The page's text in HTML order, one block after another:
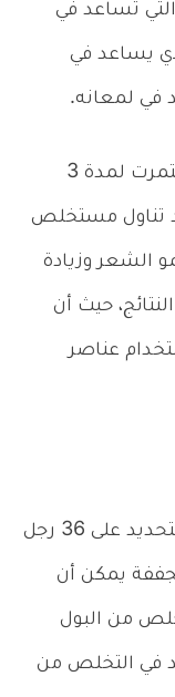
تساعد في
يساعد في
في لمعانه.
ووفقاً لدراسة تم القيام بها لفترة استمرت لمدة 3
تناول مستخلص
الشعر وزيادة
حيث أن
عناصر
في تجربة تم القيام بها على الرجال بالتحديد على 36 رجل
يمكن أن
من البول
في التخلص من